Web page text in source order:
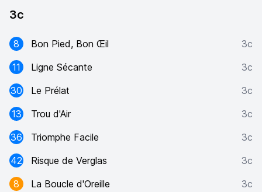
3c
8 Bon Pied, Bon Œil
3c
11
Ligne Sécante
3c
30
Le Prélat
3c
13
Trou d'Air
3c
36
Triomphe Facile
3c
42
Risque de Verglas
3c
8
La Boucle d'Oreille
3c